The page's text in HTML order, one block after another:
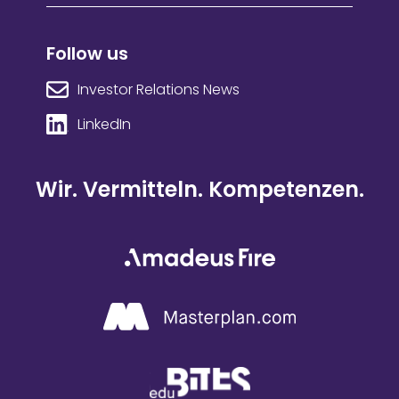
Follow us
Investor Relations News
LinkedIn
Wir. Vermitteln. Kompetenzen.